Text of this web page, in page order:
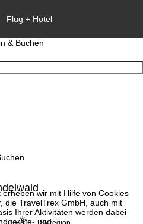
wir mit Hilfe von Cookies
die TravelTrex GmbH, auch mit
Ihrer Aktivitäten werden dabei
und
& Buchen